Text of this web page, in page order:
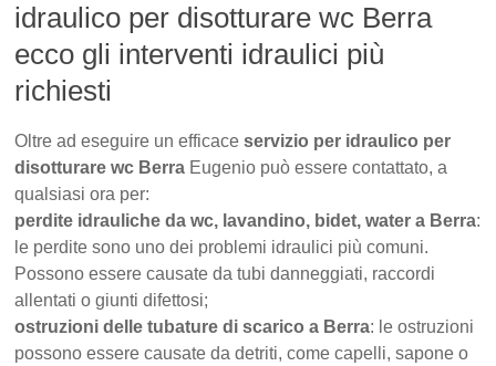
idraulico per disotturare wc Berra
ecco gli interventi idraulici più
richiesti
Oltre ad eseguire un efficaceservizio per idraulico per
disotturare wc Berra Eugenio può essere contattato, a
qualsiasi ora per:
perdite idrauliche da wc, lavandino, bidet, water a Berra:
le perdite sono uno dei problemi idraulici più comuni.
Possono essere causate da tubi danneggiati, raccordi
allentati o giunti difettosi;
ostruzioni delle tubature di scarico a Berra: le ostruzioni
possono essere causate da detriti, come capelli, sapone o